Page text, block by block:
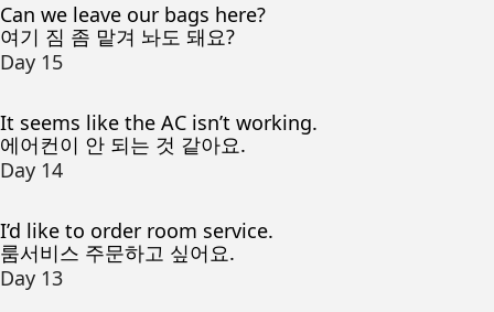
Can we leave our bags here?
여기 짐 좀 맡겨 놔도 돼요?
Day 15
It seems like the AC isn’t working.
에어컨이 안 되는 것 같아요.
Day 14
I’d like to order room service.
룸서비스 주문하고 싶어요.
Day 13